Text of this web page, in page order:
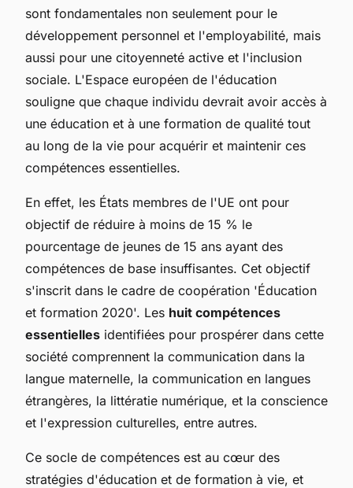
sont fondamentales non seulement pour le
développement personnel et l'employabilité, mais
aussi pour une citoyenneté active et l'inclusion
sociale. L'Espace européen de l'éducation
souligne que chaque individu devrait avoir accès à
une éducation et à une formation de qualité tout
au long de la vie pour acquérir et maintenir ces
compétences essentielles.
En effet, les États membres de l'UE ont pour
objectif de réduire à moins de 15 % le
pourcentage de jeunes de 15 ans ayant des
compétences de base insuffisantes. Cet objectif
s'inscrit dans le cadre de coopération 'Éducation
et formation 2020'. Les huit compétences
essentielles identifiées pour prospérer dans cette
société comprennent la communication dans la
langue maternelle, la communication en langues
étrangères, la littératie numérique, et la conscience
et l'expression culturelles, entre autres.
Ce socle de compétences est au cœur des
stratégies d'éducation et de formation à vie, et